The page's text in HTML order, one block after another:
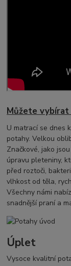
Můžete
U matrací se dnes
potahy. Velkou
Značkové, jako
úpravu pleteniny,
před roztoči,
vlhkost od těla,
Všechny námi
snadnější praní a
Úplet
Vysoce kvalitní